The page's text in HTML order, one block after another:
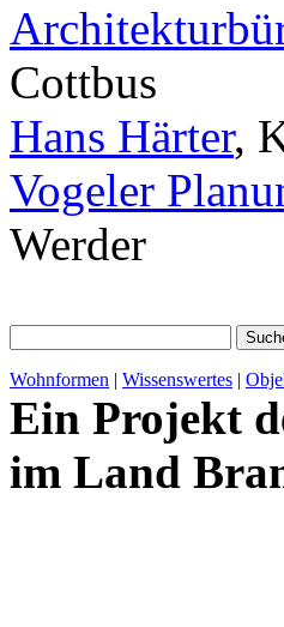
Cottbus
Hans Härter,
Vogeler
Werder
Wohnformen | Wissenswertes |
Ein Projekt
im Land